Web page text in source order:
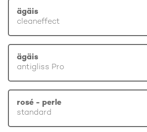
ägäis
cleaneffect
ägäis
antigliss Pro
rosé - perle
standard